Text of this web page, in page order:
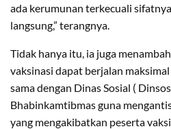
ada kerumunan terkecuali
langsung,” terangnya.
Tidak hanya itu, ia juga
vaksinasi dapat berjalan
sama dengan Dinas Sosial (
Bhabinkamtibmas guna
yang mengakibatkan peserta